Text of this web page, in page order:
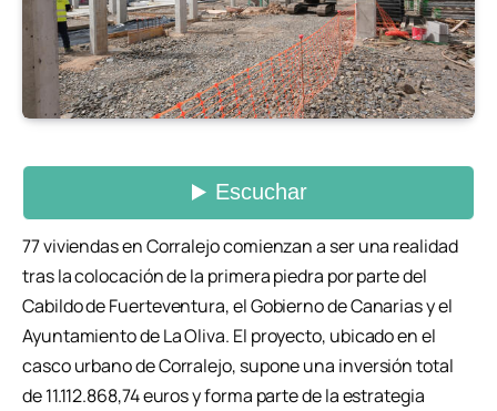
77 viviendas en Corralejo comienzan a ser una realidad
tras la colocación de la primera piedra por parte del
Cabildo de Fuerteventura, el Gobierno de Canarias y el
Ayuntamiento de La Oliva. El proyecto, ubicado en el
casco urbano de Corralejo, supone una inversión total
de 11.112.868,74 euros y forma parte de la estrategia